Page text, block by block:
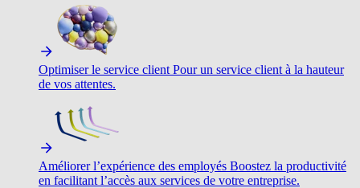
Optimiser le service client Pour un service client à la hauteur
de vos attentes.
Améliorer l’expérience des employés Boostez la productivité
en facilitant l’accès aux services de votre entreprise.